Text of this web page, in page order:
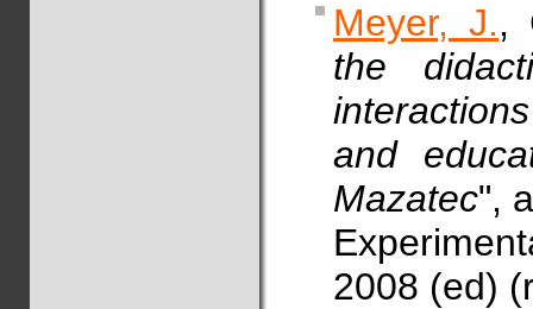
Meyer, J.,
the
and
Mazatec",
2008 (ed)